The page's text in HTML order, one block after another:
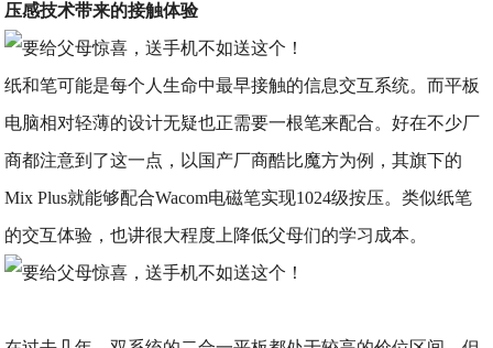
压感技术带来的接触体验
纸和笔可能是每个人生命中最早接触的信息交互系统。而平板
电脑相对轻薄的设计无疑也正需要一根笔来配合。好在不少厂
商都注意到了这一点，以国产厂商酷比魔方为例，其旗下的
Mix Plus就能够配合Wacom电磁笔实现1024级按压。类似纸笔
的交互体验，也讲很大程度上降低父母们的学习成本。